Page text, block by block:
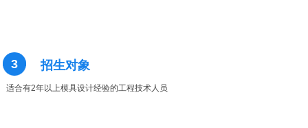
3 招生对象
适合有2年以上模具设计经验的工程技术人员